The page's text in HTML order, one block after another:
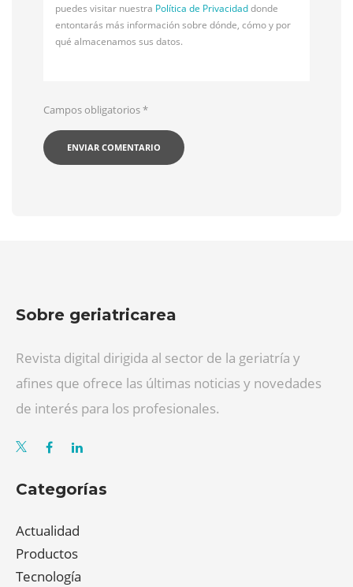
puedes visitar nuestra Política de Privacidaddonde
entontarás más información sobre dónde, cómo y por
qué almacenamos sus datos.
Campos obligatorios*
Sobre geriatricarea
Revista digital dirigida al sector de la geriatría y
afines que ofrece las últimas noticias y novedades
de interés para los profesionales.
Categorías
Actualidad
Productos
Tecnología